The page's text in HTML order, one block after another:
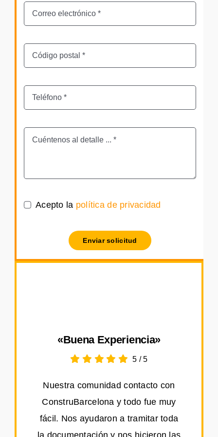
Acepto la política de privacidad
Enviar solicitud
«Buena Experiencia»
5 /5
Nuestra comunidad contacto con
ConstruBarcelona y todo fue muy
fácil. Nos ayudaron a tramitar toda